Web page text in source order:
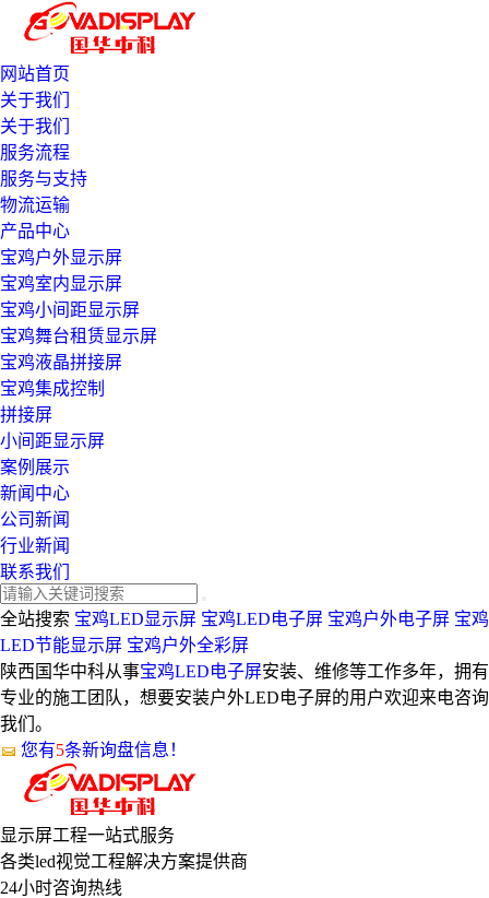
网站首页
关于我们
关于我们
服务流程
服务与支持
物流运输
产品中心
宝鸡户外显示屏
宝鸡室内显示屏
宝鸡小间距显示屏
宝鸡舞台租赁显示屏
宝鸡液晶拼接屏
宝鸡集成控制
拼接屏
小间距显示屏
案例展示
新闻中心
公司新闻
行业新闻
联系我们
全站搜索 宝鸡LED显示屏 宝鸡LED电子屏 宝鸡户外电子屏 宝鸡
LED节能显示屏 宝鸡户外全彩屏
陕西国华中科从事宝鸡LED电子屏安装、维修等工作多年，拥有
专业的施工团队，想要安装户外LED电子屏的用户欢迎来电咨询
我们。
您有5条新询盘信息！
显示屏工程一站式服务
各类led视觉工程解决方案提供商
24小时咨询热线